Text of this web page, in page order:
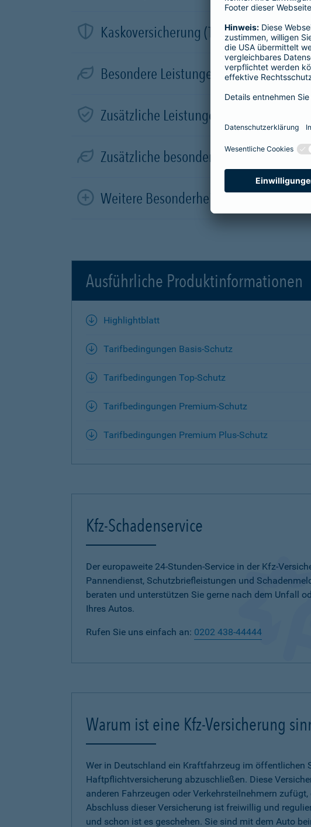
Kaskoversicherung (Teil- und Vollkasko)
Besondere Leistungen für Elektro-
Zusätzliche Leistungen in der
Zusätzliche besondere Leistungen für
Weitere Besonderheiten
Ausführliche Produktinformationen
Highlightblatt
Tarifbedingungen Basis-Schutz
Tarifbedingungen Top-Schutz
Tarifbedingungen Premium-Schutz
Tarifbedingungen Premium Plus-Schutz
Kfz-Schadenservice
Der europaweite 24-Stunden-Service in der Kfz-
Pannendienst, Schutzbriefleistungen und
beraten und unterstützen Sie gerne nach dem Unfall
Ihres Autos.
Rufen Sie uns einfach an: 0202 438-44444
Warum ist eine Kfz-Versicherung
Wer in Deutschland ein Kraftfahrzeug im öffentlichen
Haftpflichtversicherung abzuschließen. Diese
anderen Fahrzeugen oder Verkehrsteilnehmern
Abschluss dieser Versicherung ist freiwillig und
und schon ist es geschehen. Sie sind mit dem Auto